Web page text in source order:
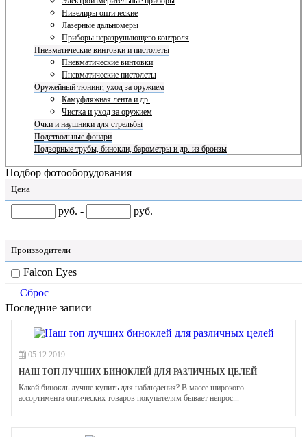
Нивелиры оптические
Лазерные дальномеры
Приборы неразрушающего контроля
Пневматические винтовки и пистолеты
Пневматические винтовки
Пневматические пистолеты
Оружейный тюнинг, уход за оружием
Камуфляжная лента и др.
Чистка и уход за оружием
Очки и наушники для стрельбы
Подствольные фонари
Подзорные трубы, бинокли, барометры и др. из бронзы
Подбор фотооборудования
Цена
руб. - руб.
Производители
Falcon Eyes
Сброс
Последние записи
05.12.2019
НАШ ТОП ЛУЧШИХ БИНОКЛЕЙ ДЛЯ РАЗЛИЧНЫХ ЦЕЛЕЙ
Какой бинокль лучше купить для наблюдения? В массе широкого
ассортимента оптических товаров покупателям бывает непрос...